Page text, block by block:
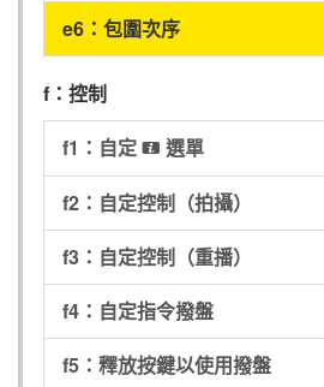
e6：包圍次序
f：控制
f1：自定 i 選單
f2：自定控制（拍攝）
f3：自定控制（重播）
f4：自定指令撥盤
f5：釋放按鍵以使用撥盤